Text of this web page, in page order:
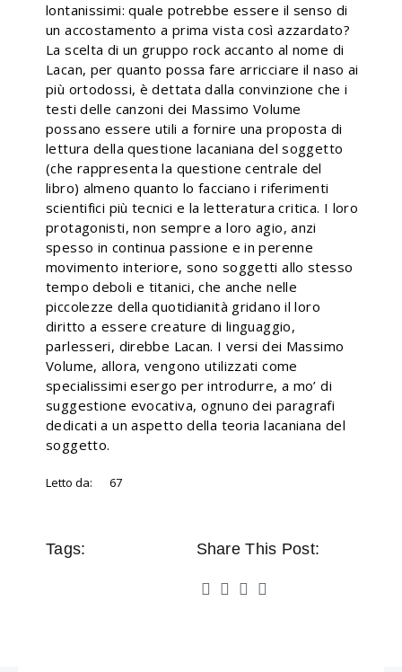
lontanissimi: quale potrebbe essere il senso di
un accostamento a prima vista così azzardato?
La scelta di un gruppo rock accanto al nome di
Lacan, per quanto possa fare arricciare il naso ai
più ortodossi, è dettata dalla convinzione che i
testi delle canzoni dei Massimo Volume
possano essere utili a fornire una proposta di
lettura della questione lacaniana del soggetto
(che rappresenta la questione centrale del
libro) almeno quanto lo facciano i riferimenti
scientifici più tecnici e la letteratura critica. I loro
protagonisti, non sempre a loro agio, anzi
spesso in continua passione e in perenne
movimento interiore, sono soggetti allo stesso
tempo deboli e titanici, che anche nelle
piccolezze della quotidianità gridano il loro
diritto a essere creature di linguaggio,
parlesseri, direbbe Lacan. I versi dei Massimo
Volume, allora, vengono utilizzati come
specialissimi esergo per introdurre, a mo’ di
suggestione evocativa, ognuno dei paragrafi
dedicati a un aspetto della teoria lacaniana del
soggetto.
Letto da: 67
Tags: Share This Post: